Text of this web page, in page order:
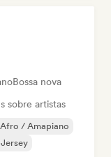
Bossa nova
sobre artistas
/ Amapiano